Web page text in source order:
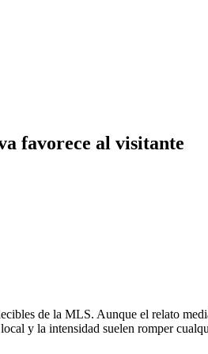
favorece al visitante
de la MLS. Aunque el relato
y la intensidad suelen romper